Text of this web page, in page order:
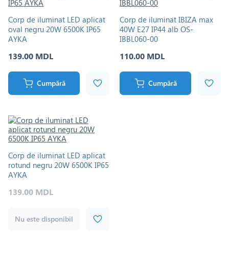
Corp de iluminat LED aplicat
oval negru 20W 6500K IP65
AYKA
139.00 MDL
Cumpără
Corp de iluminat IBIZA max
40W E27 IP44 alb OS-
IBBL060-00
110.00 MDL
Cumpără
Corp de iluminat LED aplicat
rotund negru 20W 6500K IP65
AYKA
139.00 MDL
Nu este disponibil